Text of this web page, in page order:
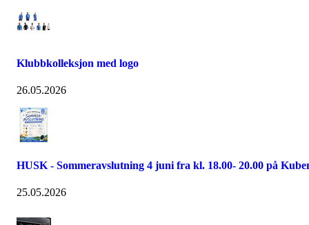
Klubbkolleksjon med logo
26.05.2026
HUSK - Sommeravslutning 4 juni fra kl. 18.00- 20.00 på
25.05.2026